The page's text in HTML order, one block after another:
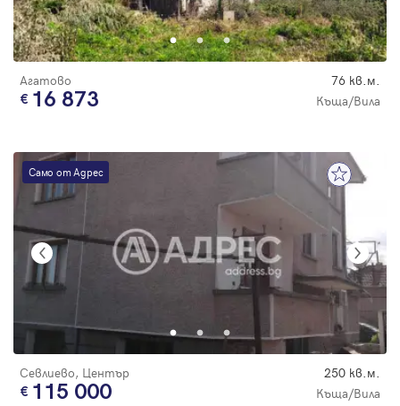
Агатово 76 кв.м.
16 873 Къща/Вила
Само от Адрес
Севлиево, Център 250 кв.м.
115 000 Къща/Вила
Парола